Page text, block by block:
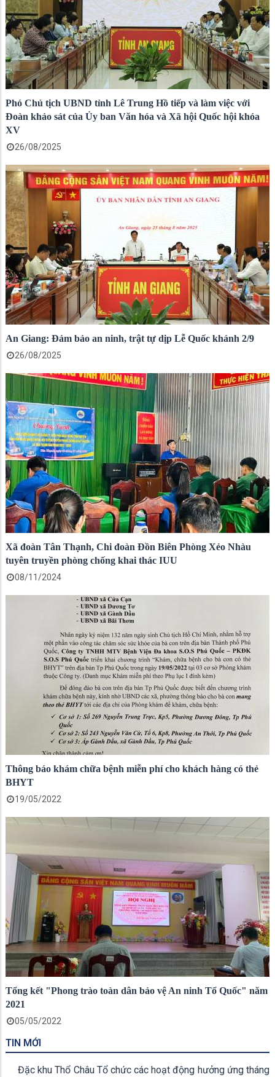
Phó Chủ tịch UBND tỉnh Lê Trung Hồ tiếp và làm việc với
Đoàn khảo sát của Ủy ban Văn hóa và Xã hội Quốc hội khóa
XV
26/08/2025
An Giang: Đảm bảo an ninh, trật tự dịp Lễ Quốc khánh 2/9
26/08/2025
Xã đoàn Tân Thạnh, Chi đoàn Đồn Biên Phòng Xẻo Nhàu
tuyên truyền phòng chống khai thác IUU
08/11/2024
Thông báo khám chữa bệnh miễn phí cho khách hàng có thẻ
BHYT
19/05/2022
Tổng kết "Phong trào toàn dân bảo vệ An ninh Tổ Quốc" năm
2021
05/05/2022
TIN MỚI
Đặc khu Thổ Châu Tổ chức các hoạt động hưởng ứng tháng